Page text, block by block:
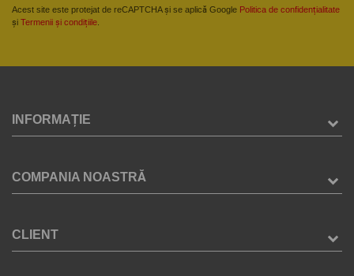
Acest site este protejat de reCAPTCHA și se aplică Google Politica de confidențialitate
și Termenii și condițiile
INFORMAȚIE
COMPANIA NOASTRĂ
CLIENT